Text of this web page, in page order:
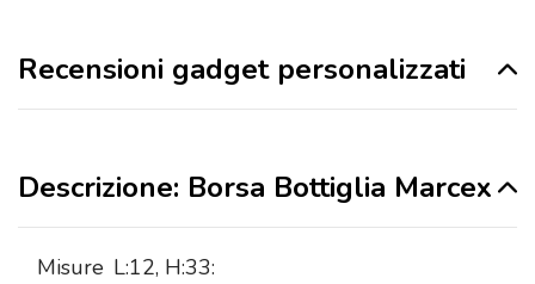
Recensioni gadget personalizzati
Descrizione: Borsa Bottiglia Marcex
Misure L:12, H:33: